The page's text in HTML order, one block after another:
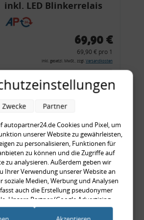
inkl. LED Blinkerrelais
CF 14
69,90 €
69,90 € pro 1
inkl. gesetzl. MwSt., zzgl. Versandkosten
Merkzettel
Rückleuchtenband mit
Blinker, rot, US-Ecken,
Audi 80 Cabrio, Typ 89,
OE-Nr.: 8G0945225 +
8G0945225C
999,99 €
999,99 € pro 1
autopartner24.de Cookies und Pixel, um
unserer Website zu gewährleisten,
zu personalisieren, Funktionen für
zu können und die Zugriffe auf
zu analysieren. Außerdem geben wir
Ihrer Verwendung unserer Website an
soziale Medien, Werbung und Analysen
auch die Erstellung pseudonymer
Unsere Partner (Google Advertising
diese Informationen möglicherweise mit
die Sie ihnen bereitgestellt haben
Zwecke Partner